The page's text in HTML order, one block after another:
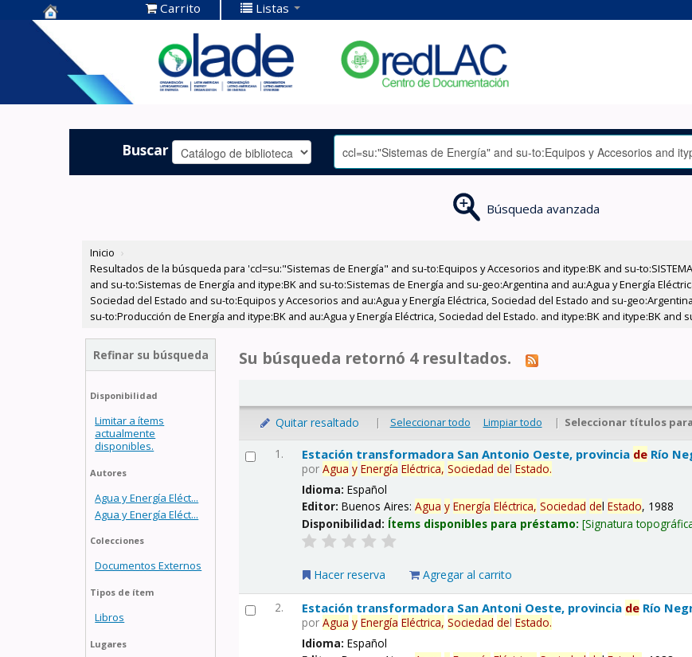
Centro de
Documentación
OLADE -
Carrito Listas
Buscar
Búsqueda avanzada
Inicio ›
Resultados de la búsqueda para 'ccl=su:"Sistemas de Energía" and su-to:Equipos y Accesorios and itype:BK and su-
and su-to:Sistemas de Energía and itype:BK and su-to:Sistemas de Energía and su-geo:Argentina and au:Agua y Energía
Sociedad del Estado and su-to:Equipos y Accesorios and au:Agua y Energía Eléctrica, Sociedad del Estado and su-
su-to:Producción de Energía and itype:BK and au:Agua y Energía Eléctrica, Sociedad del Estado. and itype:BK and itype:BK and
Refinar su búsqueda
Disponibilidad
Limitar a ítems
actualmente
disponibles.
Autores
Agua y Energía Eléct...
Agua y Energía Eléct...
Colecciones
Documentos Externos
Tipos de ítem
Libros
Lugares
Su búsqueda retornó 4 resultados.
Quitar resaltado | Seleccionar todo Limpiar todo | Seleccionar títulos
1. Estación transformadora San Antonio Oeste, provincia de Río
porAgua y Energía Eléctrica, Sociedad delEstado.
Idioma:Español
Editor:Buenos Aires:Agua y Energía Eléctrica, Sociedad delEstado, 1988
Disponibilidad: Ítems disponibles para préstamo: Signatura
Hacer reserva Agregar al carrito
2. Estación transformadora San Antoni Oeste, provincia de Río
porAgua y Energía Eléctrica, Sociedad delEstado.
Idioma:Español